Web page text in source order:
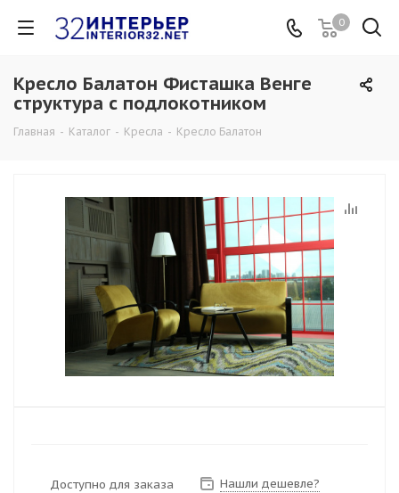
0
Кресло Балатон Фисташка Венге
структура с подлокотником
Главная - Каталог - Кресла - Кресло Балатон
Доступно для заказа
Нашли дешевле?